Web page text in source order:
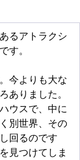
るアトラクシ
す。
今よりも大な
ありました。
ウスで、中に
別世界、その
回るのです
見つけてしま